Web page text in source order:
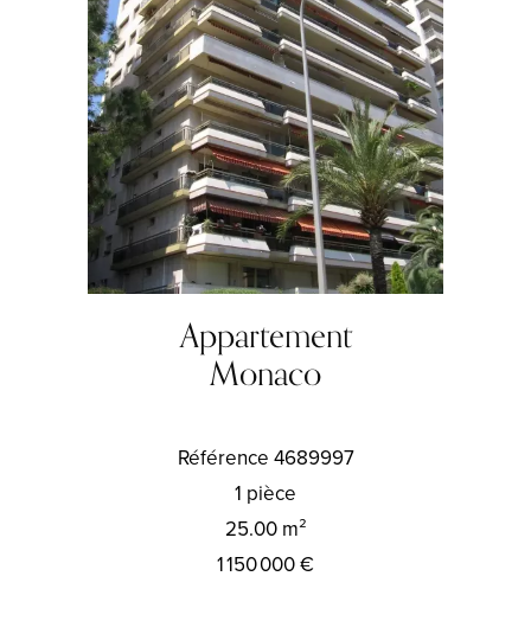
Appartement
Monaco
Référence 4689997
1 pièce
25.00m²
1 150 000 €